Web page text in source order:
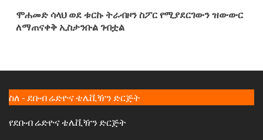
ሞሐመድ ሳላህ ወደ ቱርኩ ትራብዞን ስፖር የሚያደርገውን ዝውውር
ለማጠናቀቅ ኢስታንቡል ገብቷል
ስለ - ደቡብ ሬድዮና ቴሌቪዥን ድርጅት
የደቡብ ሬድዮና ቴሌቪዥን ድርጅት